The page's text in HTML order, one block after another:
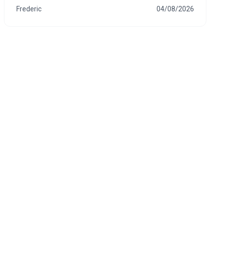
Frederic 04/08/2026